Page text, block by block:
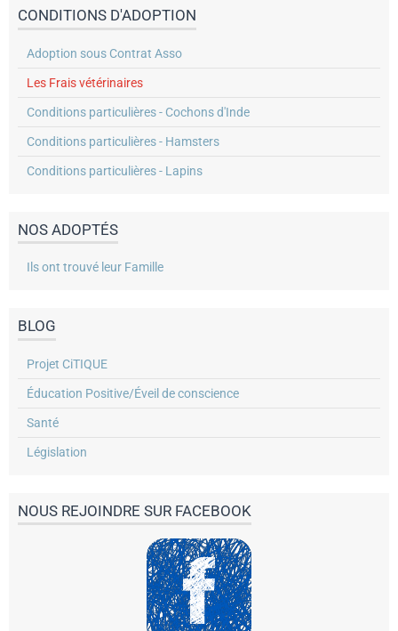
CONDITIONS D'ADOPTION
Adoption sous Contrat Asso
Les Frais vétérinaires
Conditions particulières - Cochons d'Inde
Conditions particulières - Hamsters
Conditions particulières - Lapins
NOS ADOPTÉS
Ils ont trouvé leur Famille
BLOG
Projet CiTIQUE
Éducation Positive/Éveil de conscience
Santé
Législation
NOUS REJOINDRE SUR FACEBOOK